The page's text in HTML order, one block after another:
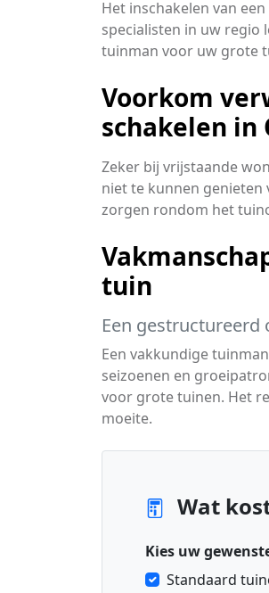
Het inschakelen van
specialisten in uw regio
tuinman voor uw grote
Voorkom
schakelen in
Zeker bij vrijstaande
niet te kunnen
zorgen rondom het
tuin
Een
Een vakkundige
seizoenen en
voor grote tuinen. Het
moeite.
Wat
Kies uw
Standaard